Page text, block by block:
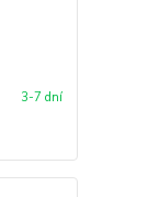
3-7 dní